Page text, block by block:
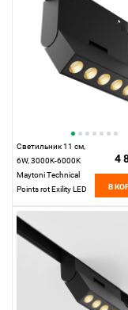
Светильник 11 см,
6W, 3000K-6000K
Maytoni Technical
Points rot Exility LED
DS-B черный, 36°,
Dim Exility
4
В